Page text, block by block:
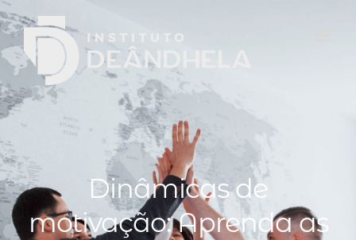
Dinâmicas de
motivação: Aprenda as